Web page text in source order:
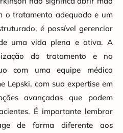
o tratamento adequado e um
é possível gerenciar
uma vida plena e ativa. A
do tratamento e no
com uma equipe médica
Lepski, com sua expertise em
avançadas que podem
É importante lembrar
de forma diferente aos